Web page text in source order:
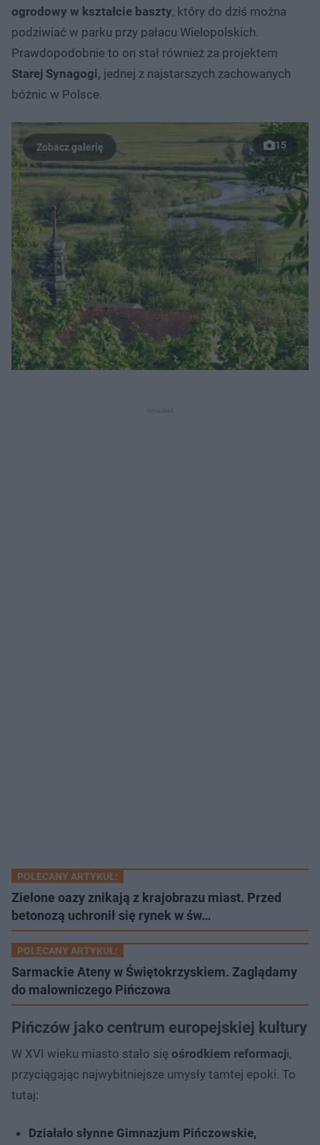
ogrodowy w kształcie baszty, który do dziś można
podziwiać w parku przy pałacu Wielopolskich.
Prawdopodobnie to on stał również za projektem
Starej Synagogi, jednej z najstarszych zachowanych
bóżnic w Polsce.
15
POLECANY ARTYKUŁ:
Zielone oazy znikają z krajobrazu miast. Przed
betonozą uchronił się rynek w św…
POLECANY ARTYKUŁ:
Sarmackie Ateny w Świętokrzyskiem. Zaglądamy
do malowniczego Pińczowa
Pińczów jako centrum europejskiej kultury
W XVI wieku miasto stało się ośrodkiem reformacji,
przyciągając najwybitniejsze umysły tamtej epoki. To
tutaj:
Działało słynne Gimnazjum Pińczowskie,